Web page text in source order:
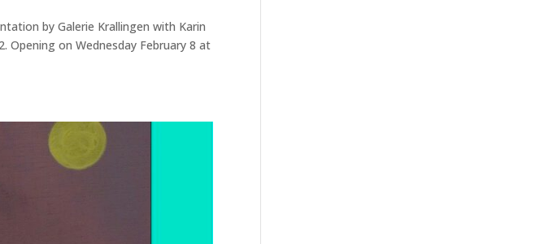
by Galerie Krallingen with Karin
Opening on Wednesday February 8 at